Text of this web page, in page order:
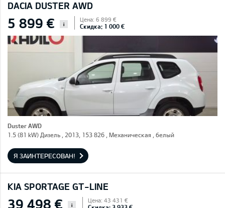
DACIA DUSTER AWD
5 899 € i
Цена: 6 899 €
Скидка: 1 000 €
Duster AWD
1.5 (81 kW) Дизель , 2013, 153 826 , Механическая , белый
Я ЗАИНТЕРЕСОВАН!
KIA SPORTAGE GT-LINE
39 498 € i
Цена: 43 431 €